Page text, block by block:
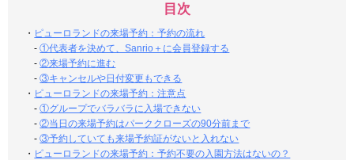
目次
・ ピューロランドの来場予約：予約の流れ
-①代表者を決めて、Sanrio＋に会員登録する
-②来場予約に進む
-③キャンセルや日付変更もできる
・ ピューロランドの来場予約：注意点
-①グループでバラバラに入場できない
-②当日の来場予約はパーククローズの90分前まで
-③予約していても来場予約証がないと入れない
・ ピューロランドの来場予約：予約不要の入園方法はないの？